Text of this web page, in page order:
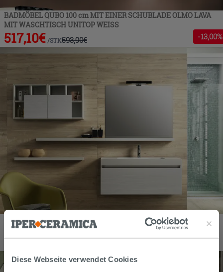
Diese Webseite verwendet Cookies
BADMÖBEL QUBO 100 cm MIT EINER SCHUBLADE OLMO LAVA
MIT WASCHTISCH UNITOP WEISS
517,10€ /STK593,90€ -13,00%
BADMÖBEL QUBO 100 cm MIT EINER SCHUBLADE BIANCO
MATRIX MIT WASCHTISCH UNITOP WEISS
587,90€